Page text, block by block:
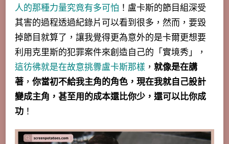
人的那種力量究竟有多可怕 ！盧卡斯的節目組深受
其害的過程透過紀錄片可以看到很多，然而，要毀
掉節目就算了，讓我覺得更為意外的是卡爾更想要
利用克里斯的犯罪案件來創造自己的「實境秀」，
這彷彿就是在故意挑釁盧卡斯那樣 ， 就像是在講
著 ， 你當初不給我主角的角色，現在我就自己設計
變成主角，甚至用的成本還比你少，還可以比你成
功 ！